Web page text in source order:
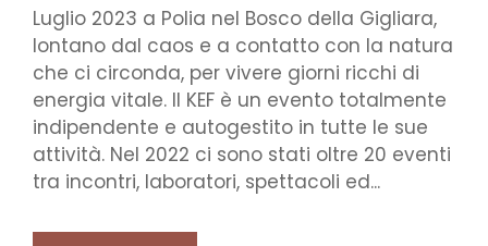
Luglio 2023 a Polia nel Bosco della Gigliara,
lontano dal caos e a contatto con la natura
che ci circonda, per vivere giorni ricchi di
energia vitale. Il KEF è un evento totalmente
indipendente e autogestito in tutte le sue
attività. Nel 2022 ci sono stati oltre 20 eventi
tra incontri, laboratori, spettacoli ed...